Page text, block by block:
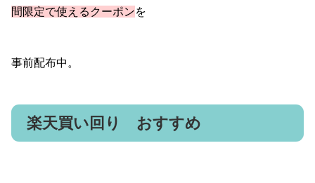
間限定で使えるクーポンを
事前配布中。
楽天買い回り おすすめ